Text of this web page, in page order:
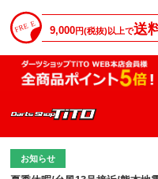
9,000円(税抜)以上で送
お知らせ